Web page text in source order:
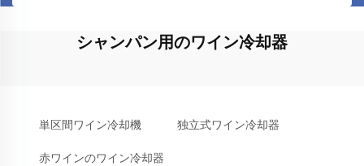
シャンパン用のワイン冷却器
単区間ワイン冷却機 独立式ワイン冷却器
赤ワインのワイン冷却器